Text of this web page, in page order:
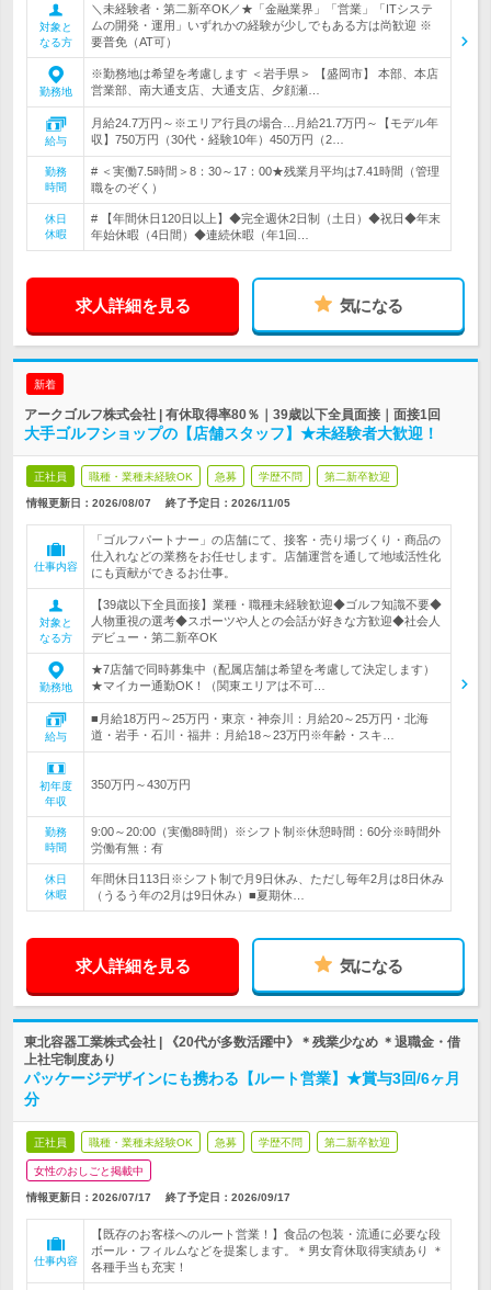
対象と
なる方
＼未経験者・第二新卒OK／★「金融業界」「営業」「ITシステ
ムの開発・運用」いずれかの経験が少しでもある方は尚歓迎 ※
要普免（AT可）
勤務地
※勤務地は希望を考慮します ＜岩手県＞ 【盛岡市】 本部、本店
営業部、南大通支店、大通支店、夕顔瀬…
給与
月給24.7万円～※エリア行員の場合…月給21.7万円～【モデル年
収】750万円（30代・経験10年）450万円（2…
勤務
時間
# ＜実働7.5時間＞8：30～17：00★残業月平均は7.41時間（管理
職をのぞく）
休日
休暇
# 【年間休日120日以上】◆完全週休2日制（土日）◆祝日◆年末
年始休暇（4日間）◆連続休暇（年1回…
求人詳細を見る 気になる
新着
アークゴルフ株式会社 | 有休取得率80％｜39歳以下全員面接｜面接1回
大手ゴルフショップの【店舗スタッフ】★未経験者大歓迎！
正社員 職種・業種未経験OK 急募 学歴不問 第二新卒歓迎
情報更新日：2026/08/07 終了予定日： 2026/11/05
仕事内容
「ゴルフパートナー」の店舗にて、接客・売り場づくり・商品の
仕入れなどの業務をお任せします。店舗運営を通して地域活性化
にも貢献ができるお仕事。
対象と
なる方
【39歳以下全員面接】業種・職種未経験歓迎◆ゴルフ知識不要◆
人物重視の選考◆スポーツや人との会話が好きな方歓迎◆社会人
デビュー・第二新卒OK
勤務地
★7店舗で同時募集中（配属店舗は希望を考慮して決定します）
★マイカー通勤OK！（関東エリアは不可…
給与
■月給18万円～25万円・東京・神奈川：月給20～25万円・北海
道・岩手・石川・福井：月給18～23万円※年齢・スキ…
初年度
年収
350万円～430万円
勤務
時間
9:00～20:00（実働8時間）※シフト制※休憩時間：60分※時間外
労働有無：有
休日
休暇
年間休日113日※シフト制で月9日休み、ただし毎年2月は8日休み
（うるう年の2月は9日休み）■夏期休…
求人詳細を見る 気になる
東北容器工業株式会社 | 《20代が多数活躍中》＊残業少なめ ＊退職金・借
上社宅制度あり
パッケージデザインにも携わる【ルート営業】★賞与3回/6ヶ月
分
正社員 職種・業種未経験OK 急募 学歴不問 第二新卒歓迎
女性のおしごと掲載中
情報更新日：2026/07/17 終了予定日： 2026/09/17
仕事内容
【既存のお客様へのルート営業！】食品の包装・流通に必要な段
ボール・フィルムなどを提案します。＊男女育休取得実績あり ＊
各種手当も充実！